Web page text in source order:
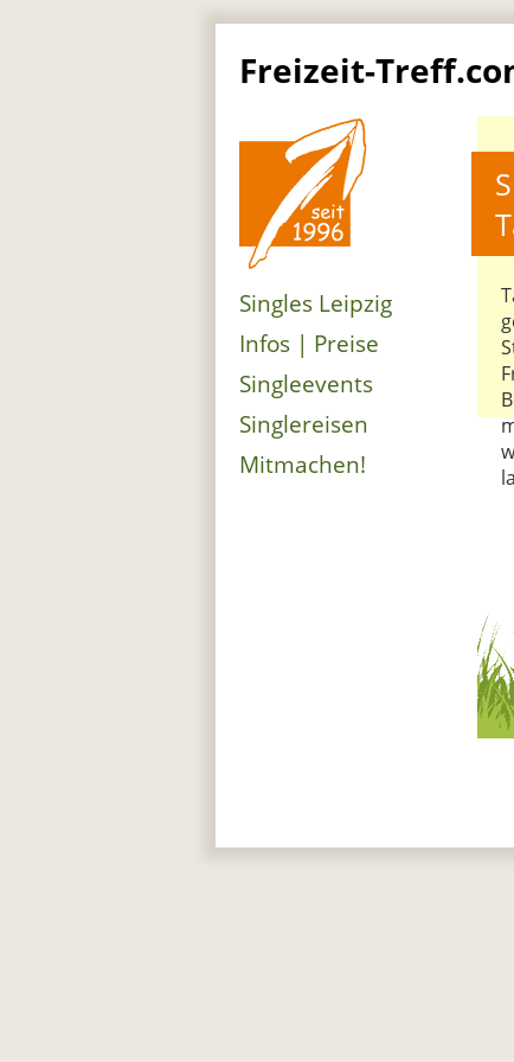
Freizeit-
Singles Leipzig
Infos | Preise
Singleevents
Singlereisen
Mitmachen!